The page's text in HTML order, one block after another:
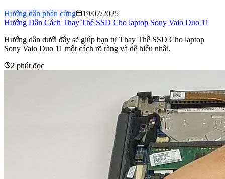
Hướng dẫn phần cứng
19/07/2025
Hướng Dẫn Cách Thay Thế SSD Cho laptop Sony Vaio Duo 11
Hướng dẫn dưới đây sẽ giúp bạn tự Thay Thế SSD Cho laptop
Sony Vaio Duo 11 một cách rõ ràng và dễ hiểu nhất.
2 phút đọc